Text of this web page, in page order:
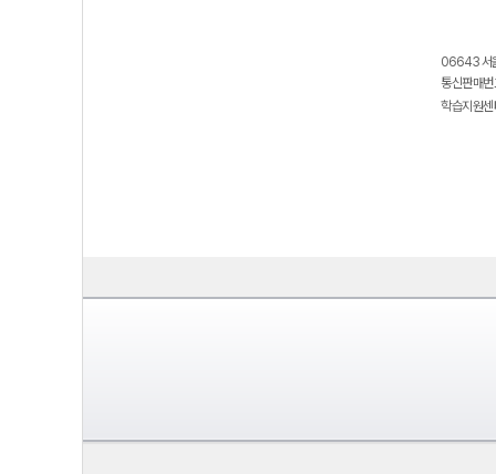
06643 서
통신판매
학습지원